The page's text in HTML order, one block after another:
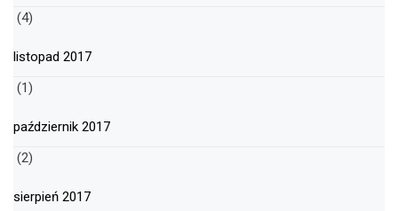
(4)
listopad 2017
(1)
październik 2017
(2)
sierpień 2017